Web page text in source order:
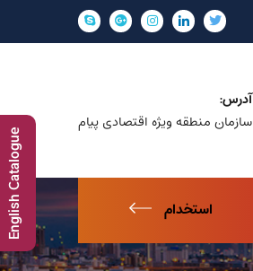
آدرس:
سازمان منطقه ویژه اقتصادی پیام
استخدام English Catalogue